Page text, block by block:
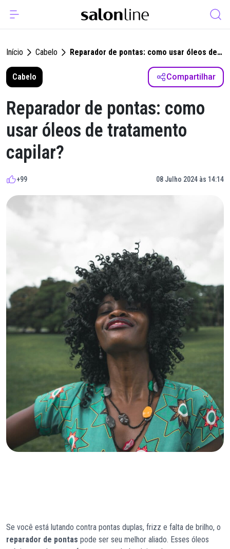
Início Cabelo
Reparador de pontas: como usar óleos de
Cabelo
Compartilhar
Reparador de pontas: como
usar óleos de tratamento
capilar?
+99 08 Julho 2024 às 14:14
Se você está lutando contra pontas duplas, frizz e falta de brilho, o
reparador de pontas pode ser seu melhor aliado. Esses óleos